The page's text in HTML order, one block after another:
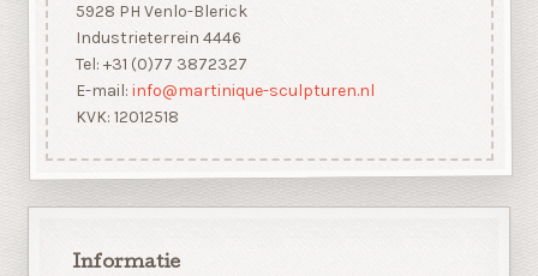
5928 PH Venlo-Blerick
Industrieterrein 4446
Tel: +31 (0)77 3872327
E-mail: info@martinique-sculpturen.nl
KVK: 12012518
Informatie